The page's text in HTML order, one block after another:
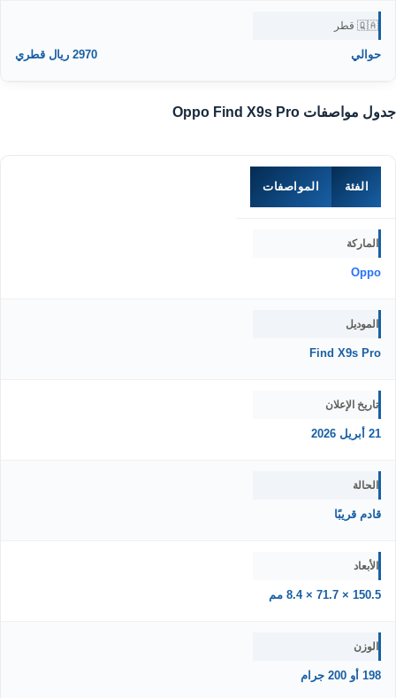
🇶🇦 قطر
حوالي 2970 ريال قطري
جدول مواصفات Oppo Find X9s Pro
الفئة المواصفات
الماركة
Oppo
الموديل
Find X9s Pro
تاريخ الإعلان
21 أبريل 2026
الحالة
قادم قريبًا
الأبعاد
150.5 × 71.7 × 8.4 مم
الوزن
198 أو 200 جرام